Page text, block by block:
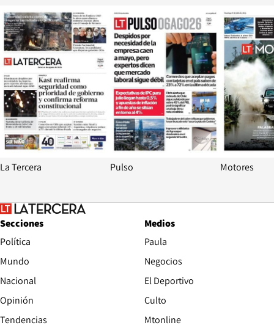
Opens in new window
La Tercera
Opens in
Pulso Motores
Secciones
Política
Mundo
Nacional
Opinión
Tendencias
Medios
Paula
Negocios
El Deportivo
Culto
Mtonline